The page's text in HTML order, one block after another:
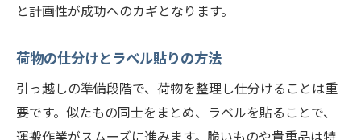
と計画性が成功へのカギとなります。
荷物の仕分けとラベル貼りの方法
引っ越しの準備段階で、荷物を整理し仕分けることは重
要です。似たもの同士をまとめ、ラベルを貼ることで、
運搬作業がスムーズに進みます。脆いものや貴重品は特